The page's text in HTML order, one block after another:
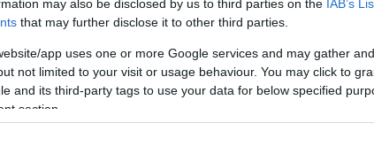
may also be disclosed by us to third parties on the IAB’s
that may further disclose it to other third parties.
app uses one or more Google services and may gather
not limited to your visit or usage behaviour. You may click to
and its third-party tags to use your data for below specified
section.
augusztus 14-én érkező új szezonja
Eyepatch-et és a Rare Ruby Hatet, amely
Reward Point beváltásával. Xbox
ot is bezsebelhetnek.